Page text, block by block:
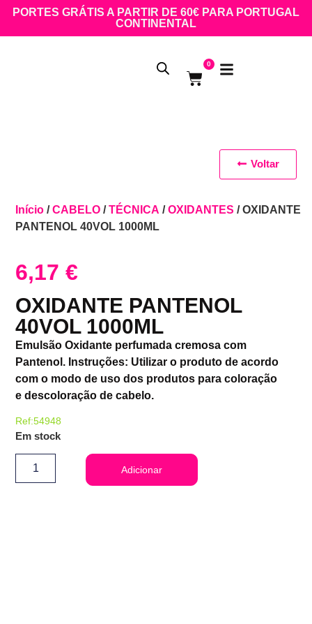
PORTES GRÁTIS A PARTIR DE 60€ PARA PORTUGAL
CONTINENTAL
0
Início /CABELO /TÉCNICA /OXIDANTES / OXIDANTE
PANTENOL 40VOL 1000ML
6,17€
OXIDANTE PANTENOL
40VOL 1000ML
Emulsão Oxidante perfumada cremosa com
Pantenol. Instruções: Utilizar o produto de acordo
com o modo de uso dos produtos para coloração
e descoloração de cabelo.
Ref:54948
Em stock
Adicionar
Voltar